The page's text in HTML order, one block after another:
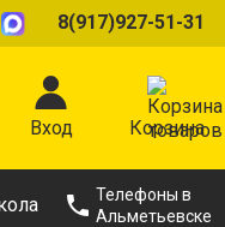
8(917)927-51-31
Вход Корзина
Телефоны в
Альметьевске